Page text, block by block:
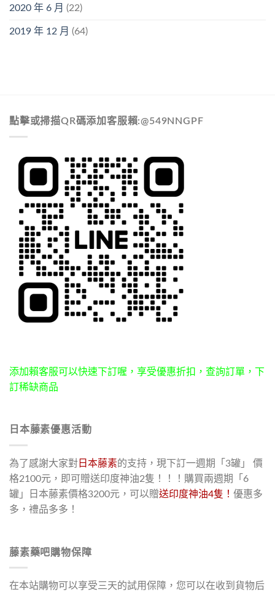
2020 年 6 月 (22)
2019 年 12 月 (64)
點擊或掃描QR碼添加客服賴:@549NNGPF
添加賴客服可以快速下訂喔，享受優惠折扣，查詢訂單，下
訂稀缺商品
日本藤素優惠活動
為了感謝大家對 日本藤素的支持，現下訂一週期「3罐」 價
格2100元，即可贈送印度神油2隻！！！購買兩週期「6
罐」日本藤素價格3200元，可以贈送印度神油4隻！ 優惠多
多，禮品多多！
藤素藥吧購物保障
在本站購物可以享受三天的試用保障，您可以在收到貨物后